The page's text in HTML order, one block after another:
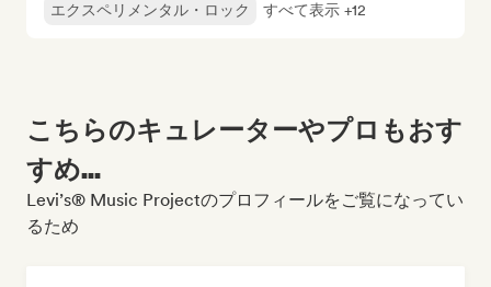
エクスペリメンタル・ロック
すべて表示 +12
こちらのキュレーターやプロもおす
すめ...
Levi’s® Music Projectのプロフィールをご覧になってい
るため